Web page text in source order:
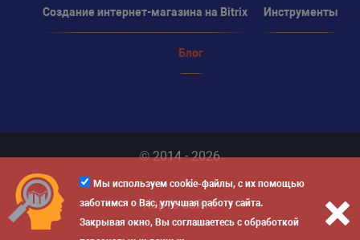
Мы используем cookie-файлы, с их помощью
заботимся о Вас, улучшая работу сайта.
Закрывая окно, Вы соглашаетесь с обработкой
Создание интернет-магазина на Bitrix Инструменты
Блог
© 2014 - 2026
Карта сайта